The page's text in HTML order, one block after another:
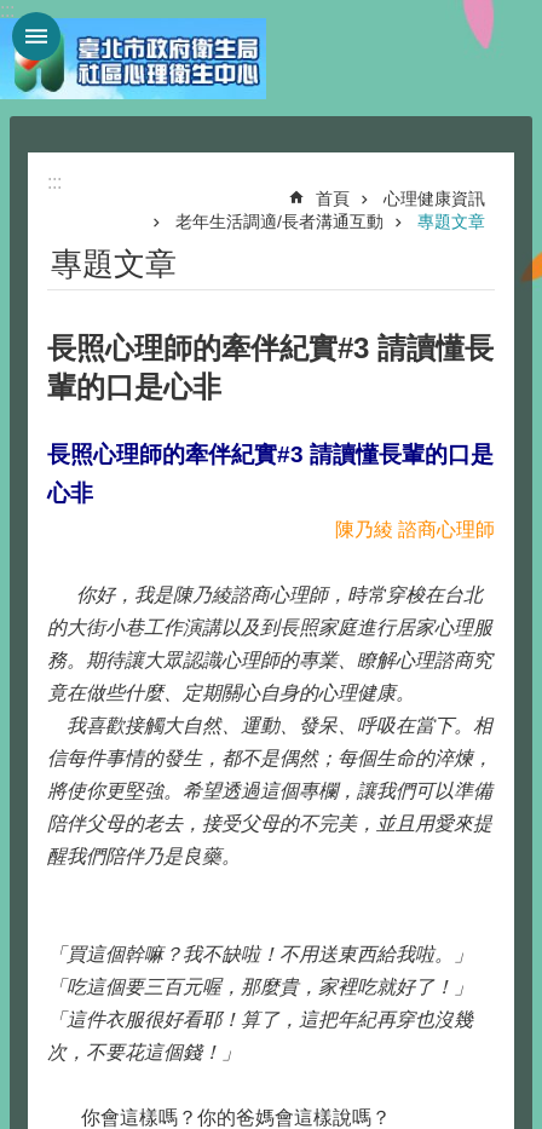
跳到主要內容區塊
:::
:::
首頁
心理健康資訊
老年生活調適/長者溝通互動
專題文章
專題文章
長照心理師的牽伴紀實#3 請讀懂長
輩的口是心非
長照心理師的牽伴紀實#3 請讀懂長輩的口是
心非
陳乃綾 諮商心理師
你好，我是陳乃綾諮商心理師，時常穿梭在台北
的大街小巷工作演講以及到長照家庭進行居家心理服
務。期待讓大眾認識心理師的專業、瞭解心理諮商究
竟在做些什麼、定期關心自身的心理健康。
我喜歡接觸大自然、運動、發呆、呼吸在當下。相
信每件事情的發生，都不是偶然；每個生命的淬煉，
將使你更堅強。希望透過這個專欄，讓我們可以準備
陪伴父母的老去，接受父母的不完美，並且用愛來提
醒我們陪伴乃是良藥。
「買這個幹嘛？我不缺啦！不用送東西給我啦。」
「吃這個要三百元喔，那麼貴，家裡吃就好了！」
「這件衣服很好看耶！算了，這把年紀再穿也沒幾
次，不要花這個錢！」
你會這樣嗎？你的爸媽會這樣說嗎？